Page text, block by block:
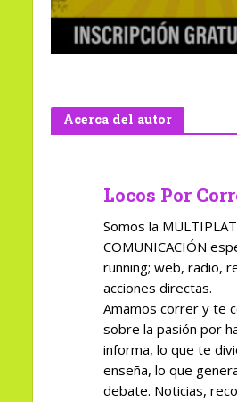
Acerca del autor
Locos Por
Somos la
COMUNICACIÓN
running; web, radio,
acciones directas.
Amamos correr y te
sobre la pasión por
informa, lo que te
enseña, lo que
debate. Noticias,